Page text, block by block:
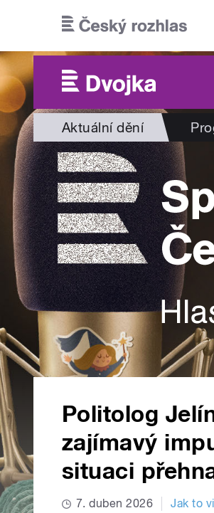
Aktuální dění
Politolog
zajímavý
situaci
7. duben 2026 Jak to